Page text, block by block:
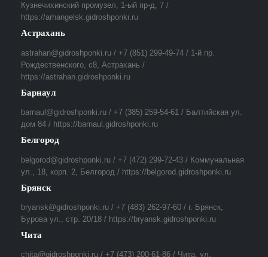
Кузнечихинский промузел, 1-ый пр-д, 7 /
https://arhangelsk.gidroshponki.ru
Астрахань
astrahan@gidroshponki.ru / +7 (851) 299-49-74 / 1-й пр.
Рождественского, с8, Астрахань /
https://astrahan.gidroshponki.ru
Барнаул
barnaul@gidroshponki.ru / +7 (385) 259-54-61 / Балтийская ул.
дом 84 / https://barnaul.gidroshponki.ru
Белгород
belgorod@gidroshponki.ru / +7 (472) 299-72-43 / Коммунальная
ул., 18, корп. 2, Белгород / https://belgorod.gidroshponki.ru
Брянск
bryansk@gidroshponki.ru / +7 (483) 262-97-60 / г. Брянск,
Бурова ул., стр. 20/18 / https://bryansk.gidroshponki.ru
Чита
chita@gidroshponki.ru / +7 (473) 200-61-86 / Чита, ул.